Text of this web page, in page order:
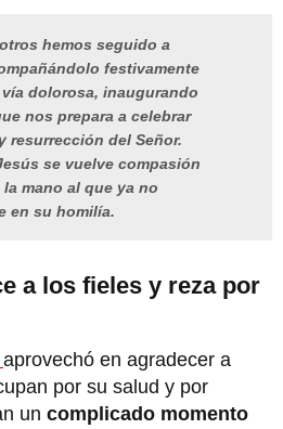
hemos seguido a
festivamente
dolorosa, inaugurando
nos prepara a celebrar
resurrección del Señor.
se vuelve compasión
mano al que ya no
en su homilía.
a los fieles y reza por
aprovechó en agradecer a
por su salud y por
un complicado momento